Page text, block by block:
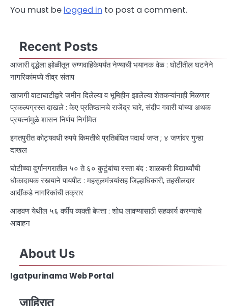
You must be logged in to post a comment.
Recent Posts
आजारी वृद्धेला झोळीतून रुग्णवाहिकेपर्यंत नेण्याची भयानक वेळ : घोटीतील घटनेने
नागरिकांमध्ये तीव्र संताप
खाजगी वाटाघाटीद्वारे जमीन दिलेल्या व भूमिहीन झालेल्या शेतकऱ्यांनाही मिळणार
प्रकल्पग्रस्त दाखले : केए प्रतिष्ठानचे राजेंद्र घारे, संदीप गवारी यांच्या अथक
प्रयत्नांमुळे शासन निर्णय निर्गमित
इगतपुरीत कोट्यवधी रुपये किमतीचे प्रतिबंधित पदार्थ जप्त ; ४ जणांवर गुन्हा
दाखल
घोटीच्या दुर्गानगरातील ५० ते ६० कुटुंबांचा रस्ता बंद : शाळकरी विद्यार्थ्यांची
धोकादायक रस्त्याने पायपीट : महसूलमंत्र्यांसह जिल्हाधिकारी, तहसीलदार
आदींकडे नागरिकांची तक्रार
आडवण येथील ५६ वर्षीय व्यक्ती बेपत्ता : शोध लावण्यासाठी सहकार्य करण्याचे
आवाहन
About Us
Igatpurinama Web Portal
जाहिरात